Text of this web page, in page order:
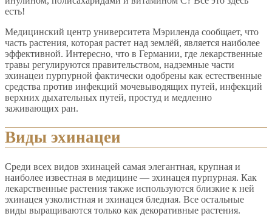
есть!
Медицинский центр университета Мэриленда сообщает, что
часть растения, которая растет над землёй, является наиболее
эффективной. Интересно, что в Германии, где лекарственные
травы регулируются правительством, надземные части
эхинацеи пурпурной фактически одобрены как естественные
средства против инфекций мочевыводящих путей, инфекций
верхних дыхательных путей, простуд и медленно
заживающих ран.
Виды эхинацеи
Среди всех видов эхинацей самая элегантная, крупная и
наиболее известная в медицине — эхинацея пурпурная. Как
лекарственные растения также используются близкие к ней
эхинацея узколистная и эхинацея бледная. Все остальные
виды выращиваются только как декоративные растения.